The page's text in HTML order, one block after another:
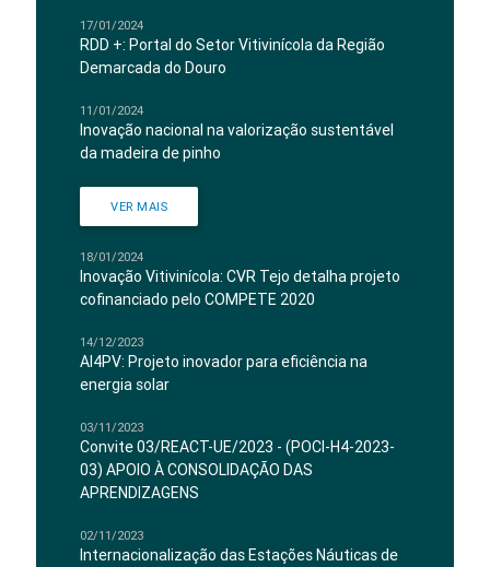
17/01/2024
RDD +: Portal do Setor Vitivinícola da Região
Demarcada do Douro
11/01/2024
Inovação nacional na valorização sustentável
da madeira de pinho
VER MAIS
18/01/2024
Inovação Vitivinícola: CVR Tejo detalha projeto
cofinanciado pelo COMPETE 2020
14/12/2023
AI4PV: Projeto inovador para eficiência na
energia solar
03/11/2023
Convite 03/REACT-UE/2023 - (POCI-H4-2023-
03) APOIO À CONSOLIDAÇÃO DAS
APRENDIZAGENS
02/11/2023
Internacionalização das Estações Náuticas de